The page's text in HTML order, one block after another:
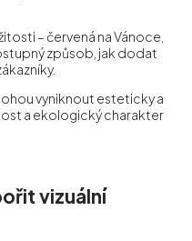
– červená na Vánoce,
způsob, jak dodat
vyniknout esteticky a
a ekologický charakter
vizuální